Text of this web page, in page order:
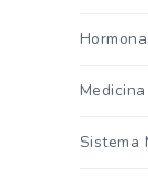
Sistema